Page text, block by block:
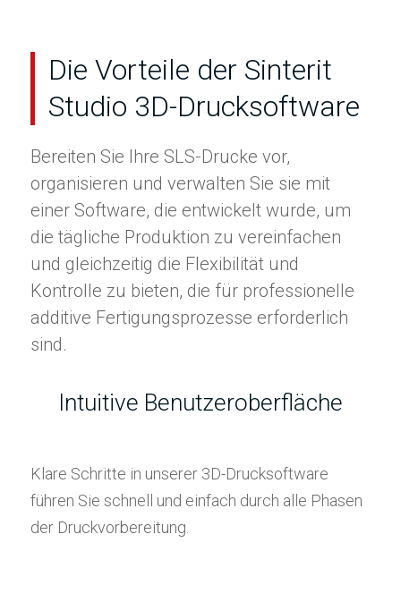
Die Vorteile der Sinterit
Studio 3D-Drucksoftware
Bereiten Sie Ihre SLS-Drucke vor,
organisieren und verwalten Sie sie mit
einer Software, die entwickelt wurde, um
die tägliche Produktion zu vereinfachen
und gleichzeitig die Flexibilität und
Kontrolle zu bieten, die für professionelle
additive Fertigungsprozesse erforderlich
sind.
Intuitive Benutzeroberfläche
Klare Schritte in unserer 3D-Drucksoftware
führen Sie schnell und einfach durch alle Phasen
der Druckvorbereitung.